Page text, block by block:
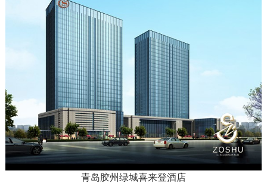
青岛胶州绿城喜来登酒店